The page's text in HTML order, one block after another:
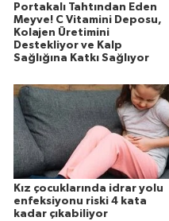
Portakalı Tahtından Eden
Meyve! C Vitamini Deposu,
Kolajen Üretimini
Destekliyor ve Kalp
Sağlığına Katkı Sağlıyor
Kız çocuklarında idrar yolu
enfeksiyonu riski 4 kata
kadar çıkabiliyor